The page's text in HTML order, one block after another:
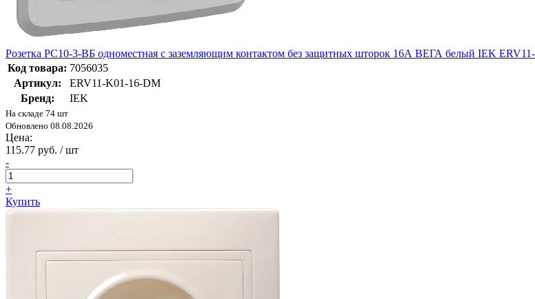
Розетка РС10-3-ВБ одноместная с заземляющим контактом без защитных шторок 16А ВЕГА белый IEK
Код товара: 7056035
Артикул:
ERV11-K01-16-DM
Бренд:
IEK
На складе 74 шт
Обновлено 08.08.2026
Цена:
115.77 руб. / шт
-
+
Купить